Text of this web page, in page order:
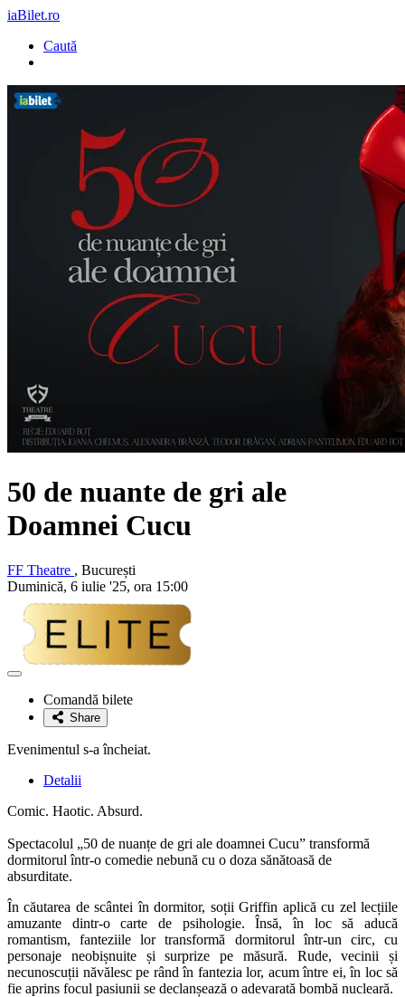
iaBilet.ro
Caută
50 de nuante de gri ale
Doamnei Cucu
FF Theatre , București
Duminică, 6 iulie '25, ora 15:00
Adaugă
favoriteComandă bilete
Share
Evenimentul s-a încheiat.
Detalii
Comic. Haotic. Absurd.
Spectacolul „50 de nuanțe de gri ale doamnei Cucu” transformă
dormitorul într-o comedie nebună cu o doza sănătoasă de
absurditate.
În căutarea de scântei în dormitor, soții Griffin aplică cu zel lecțiile
amuzante dintr-o carte de psihologie. Însă, în loc să aducă
romantism, fanteziile lor transformă dormitorul într-un circ, cu
personaje neobișnuite și surprize pe măsură. Rude, vecinii și
necunoscuții năvălesc pe rând în fantezia lor, acum între ei, în loc să
fie aprins focul pasiunii se declanșează o adevarată bombă nucleară.